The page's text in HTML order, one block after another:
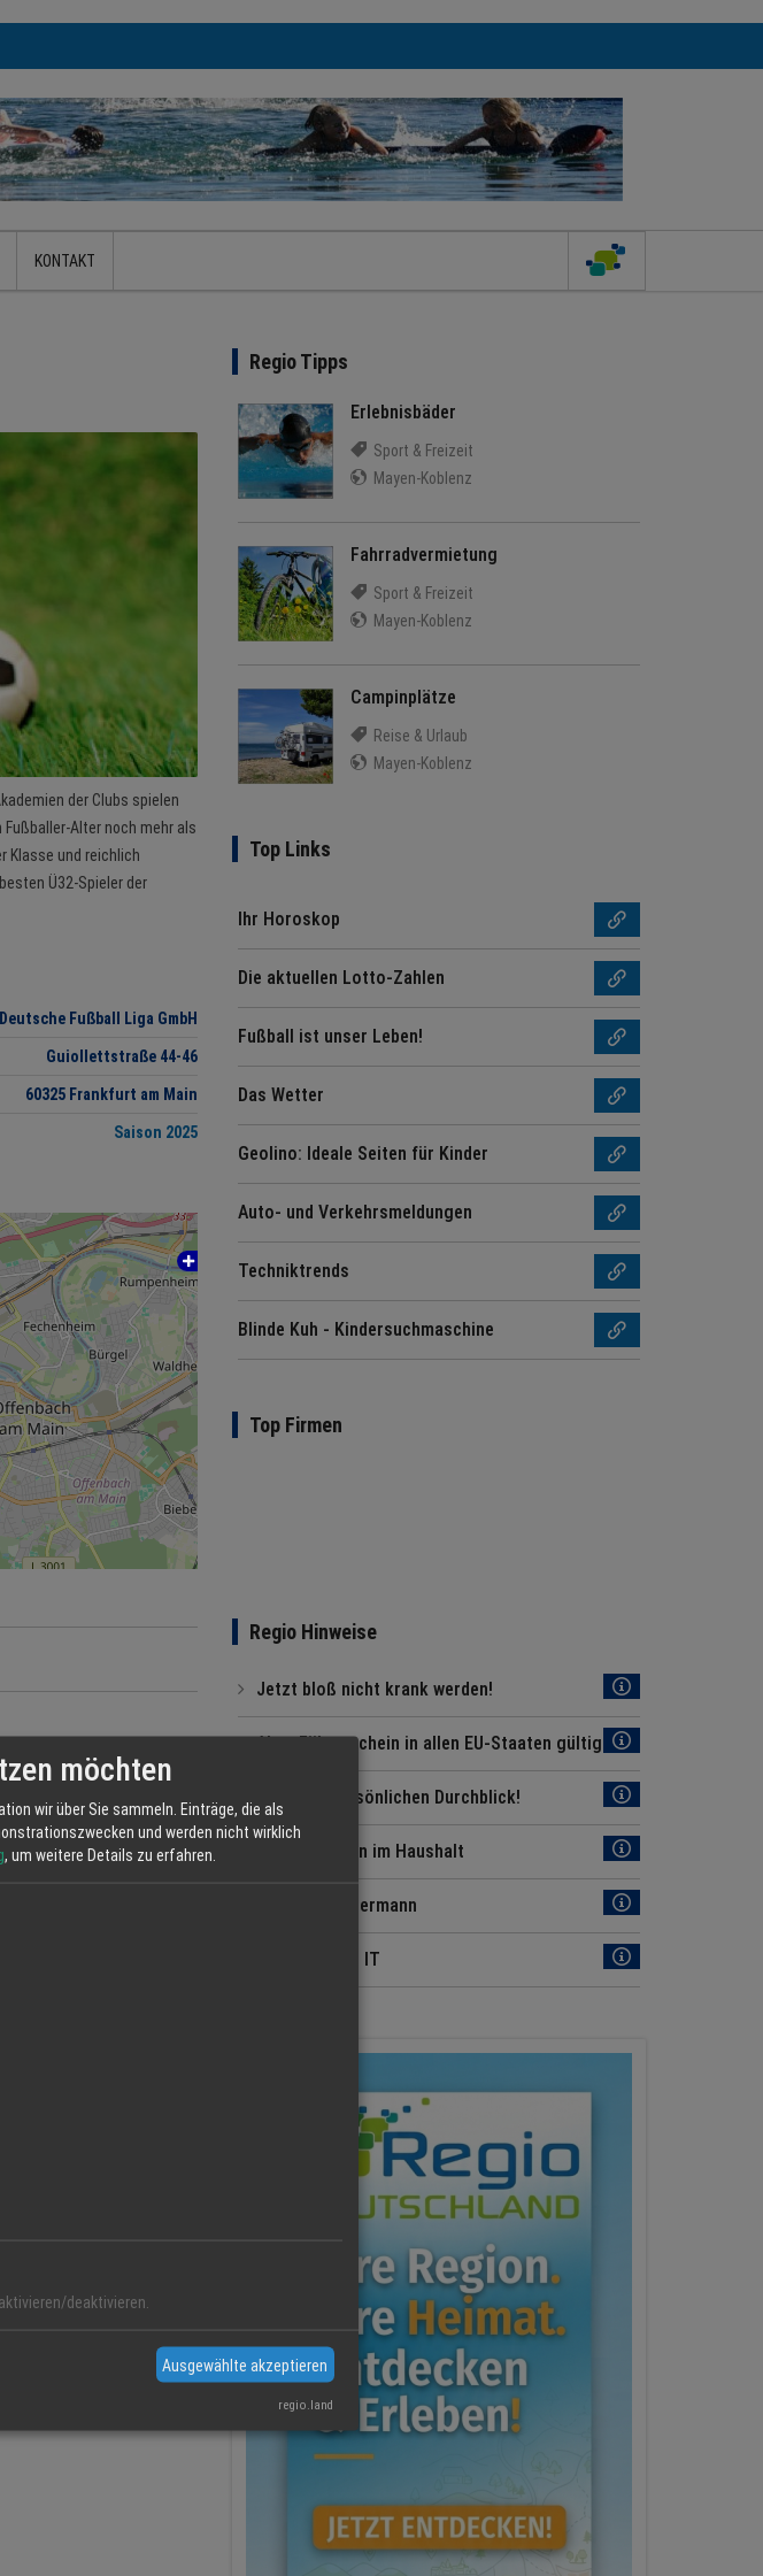
KONTAKT
der Clubs spielen
Alter noch mehr als
Klasse und reichlich
Ü32-Spieler der
Deutsche Fußball Liga GmbH
Guiollettstraße 44-46
60325 Frankfurt am Main
Saison 2025
Regio Tipps
Erlebnisbäder
Sport & Freizeit
Mayen-Koblenz
Fahrradvermietung
Sport & Freizeit
Mayen-Koblenz
Campinplätze
Reise & Urlaub
Mayen-Koblenz
Top Links
Ihr Horoskop
Die aktuellen Lotto-Zahlen
Fußball ist unser Leben!
Das Wetter
Geolino: Ideale Seiten für Kinder
Auto- und Verkehrsmeldungen
Techniktrends
Blinde Kuh - Kindersuchmaschine
Top Firmen
Regio Hinweise
Jetzt bloß nicht krank werden!
Alter Führerschein in allen EU-Staaten gültig
Für Ihren persönlichen Durchblick!
Energiesparen im Haushalt
Tipps für Jedermann
News aus der IT
möchten
wir über Sie sammeln. Einträge, die als
und werden nicht wirklich
, um weitere Details zu erfahren.
deaktivieren.
Ausgewählte akzeptieren
regio.land